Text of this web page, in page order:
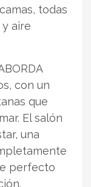
todas
aire
con un
que
El salón
una
perfecto